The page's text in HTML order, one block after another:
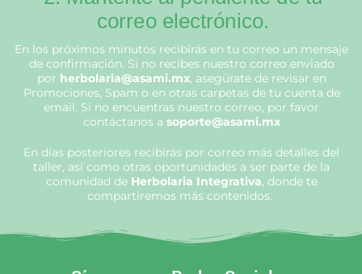
correo electrónico.
En los próximos minutos recibirás en tu correo un mensaje
de confirmación. Si no recibes nuestro correo enviado
por herbolaria@asami.mx, asegúrate de revisar en
Promociones, Spam o en otras carpetas de tu cuenta de
email. Si no encuentras nuestro correo, por favor
contáctanos a soporte@asami.mx
En días posteriores recibirás por correo más detalles del
taller, así como otras oportunidades a ser parte de la
comunidad de Herbolaria Integrativa, donde te
compartiremos más contenidos.